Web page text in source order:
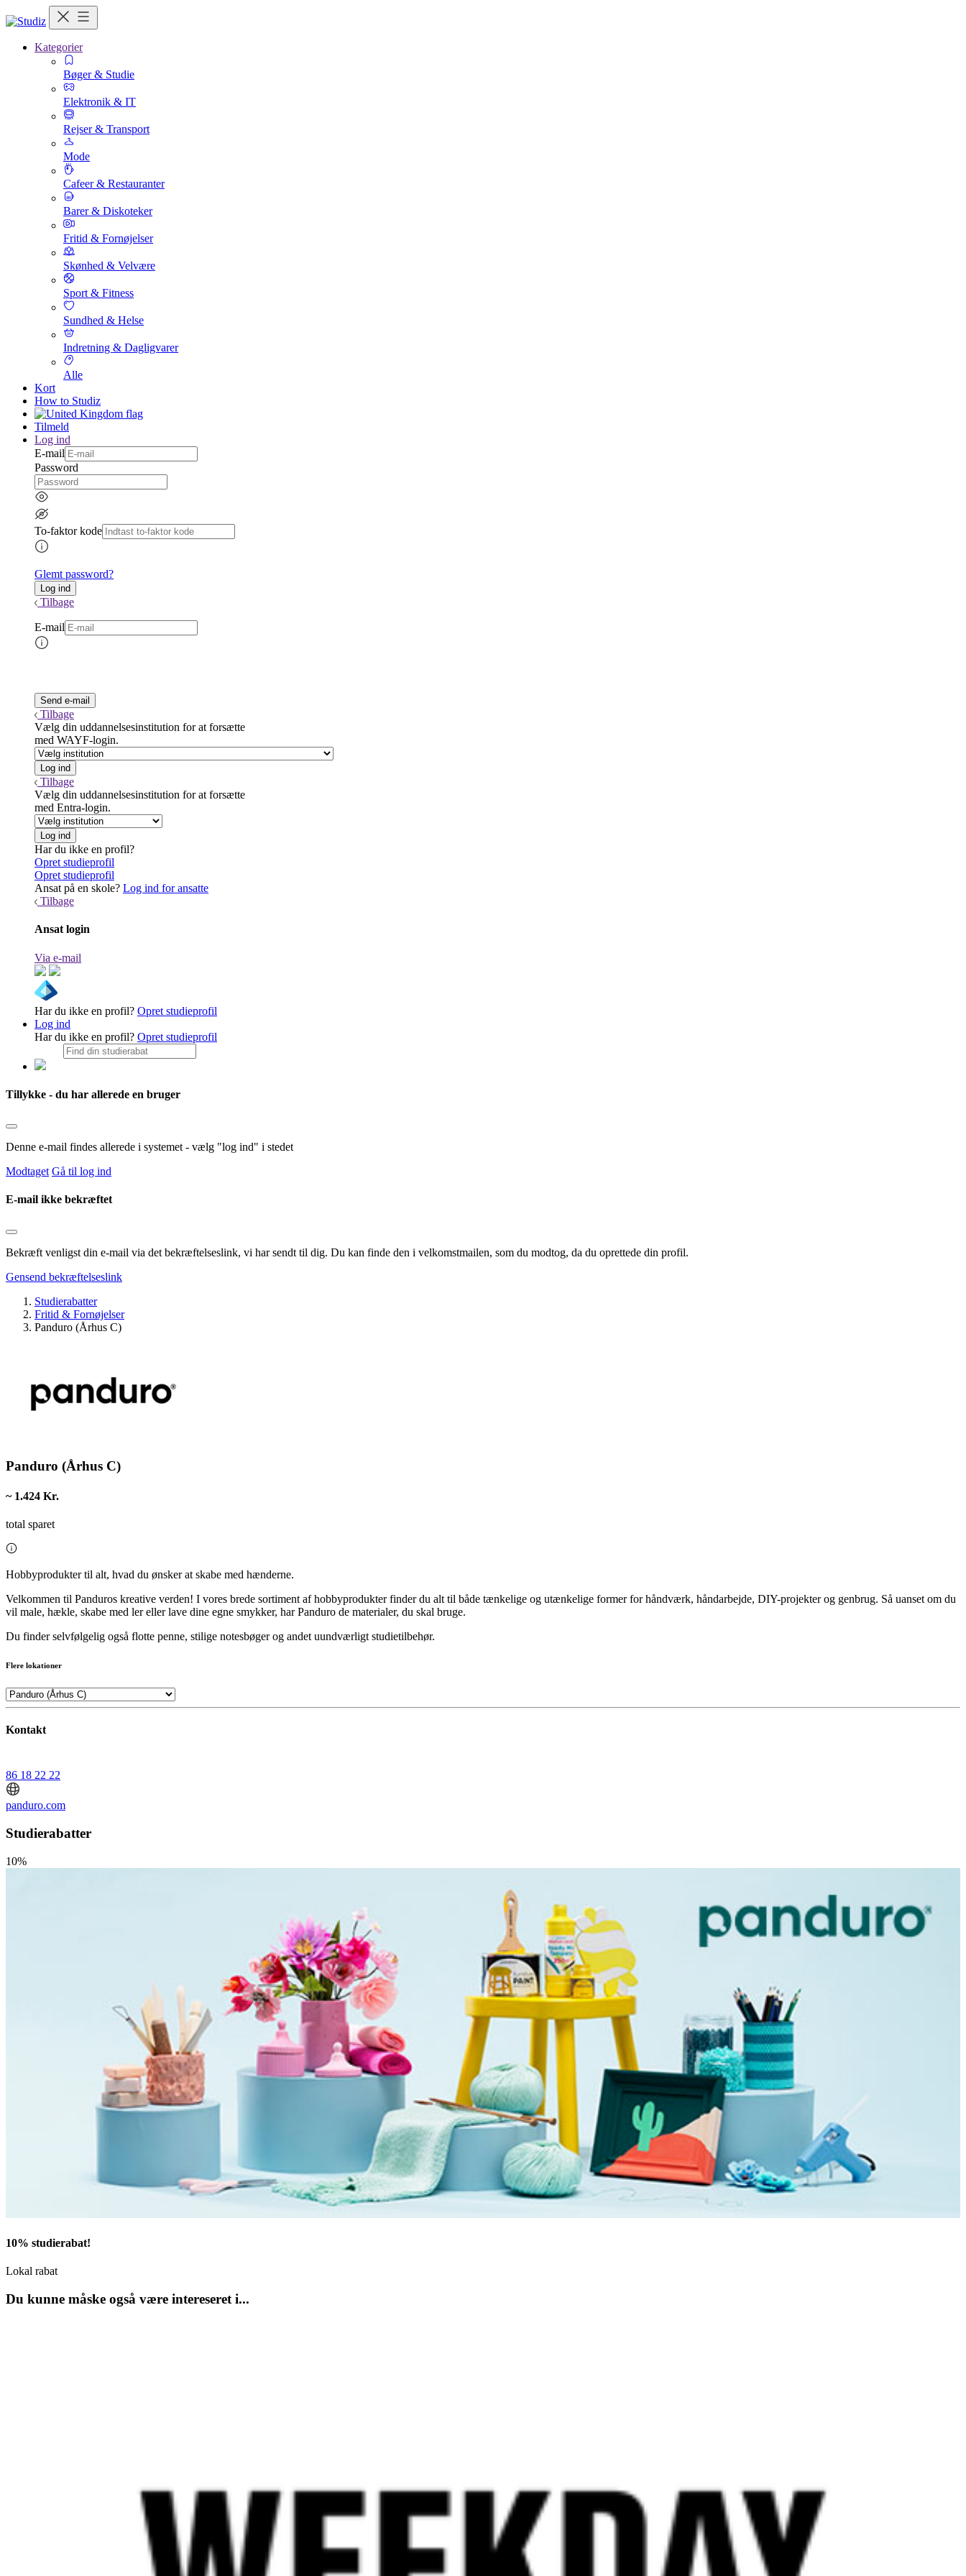
Kategorier
Bøger & Studie
Elektronik & IT
Rejser & Transport
Mode
Cafeer & Restauranter
Barer & Diskoteker
Fritid & Fornøjelser
Skønhed & Velvære
Sport & Fitness
Sundhed & Helse
Indretning & Dagligvarer
Alle
Kort
How to Studiz
Tilmeld
Log ind
E-mail
Password
To-faktor kode
Glemt password?
Tilbage
E-mail
Tilbage
Vælg din uddannelsesinstitution for at forsætte
med WAYF-login.
Tilbage
Vælg din uddannelsesinstitution for at forsætte
med Entra-login.
Har du ikke en profil?
Opret studieprofil
Opret studieprofil
Ansat på en skole? Log ind for ansatte
Tilbage
Ansat login
Via e-mail
Har du ikke en profil? Opret studieprofil
Log ind
Har du ikke en profil? Opret studieprofil
Tillykke - du har allerede en bruger
Denne e-mail findes allerede i systemet - vælg "log ind" i stedet
Modtaget Gå til log ind
E-mail ikke bekræftet
Bekræft venligst din e-mail via det bekræftelseslink, vi har sendt til dig. Du kan finde den i velkomstmailen, som du modtog, da du oprettede din profil.
Gensend bekræftelseslink
Studierabatter
Fritid & Fornøjelser
Panduro (Århus C)
Panduro (Århus C)
~ 1.424 Kr.
total sparet
Hobbyprodukter til alt, hvad du ønsker at skabe med hænderne.
Velkommen til Panduros kreative verden! I vores brede sortiment af hobbyprodukter finder du alt til både tænkelige og utænkelige former for håndværk, håndarbejde, DIY-projekter og genbrug. Så uanset om du
vil male, hækle, skabe med ler eller lave dine egne smykker, har Panduro de materialer, du skal bruge.
Du finder selvfølgelig også flotte penne, stilige notesbøger og andet uundværligt studietilbehør.
Flere lokationer
Kontakt
86 18 22 22
panduro.com
Studierabatter
10%
10% studierabat!
Lokal rabat
Du kunne måske også være intereseret i...